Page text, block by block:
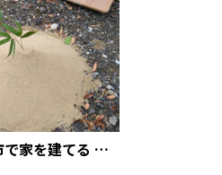
で家を建てる …